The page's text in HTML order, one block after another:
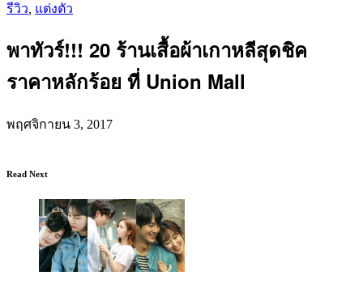
รีวิว แต่งตัว
พาทัวร์!!! 20 ร้านเสื้อผ้าเกาหลีสุดชิค
ราคาหลักร้อย ที่ Union Mall
พฤศจิกายน 3, 2017
Read Next